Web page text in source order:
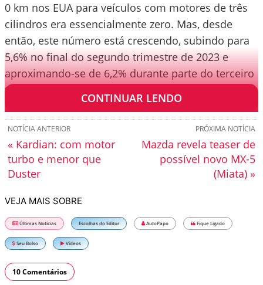
0 km nos EUA para veículos com motores de três
cilindros era essencialmente zero. Mas, desde
então, este número está crescendo, subindo para
5,6% no final do segundo trimestre de 2023 e
aproximando-se de 6,2% durante parte do terceiro
trimestre.
CONTINUAR LENDO
PRÓXIMA NOTÍCIA
Mazda revela teaser de
possível novo MX-5
(Miata) »
NOTÍCIA ANTERIOR
« Kardian: com motor
turbo e menor que
Duster
VEJA MAIS SOBRE
Últimas Notícias Escolhas do Editor AutoPapo Fique Ligado
Seu Bolso Vídeos
10 Comentários